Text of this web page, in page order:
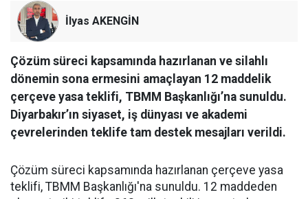
İlyas AKENGİN
Çözüm süreci kapsamında hazırlanan ve silahlı
dönemin sona ermesini amaçlayan 12 maddelik
çerçeve yasa teklifi, TBMM Başkanlığı’na sunuldu.
Diyarbakır’ın siyaset, iş dünyası ve akademi
çevrelerinden teklife tam destek mesajları verildi.
Çözüm süreci kapsamında hazırlanan çerçeve yasa
teklifi, TBMM Başkanlığı'na sunuldu. 12 maddeden